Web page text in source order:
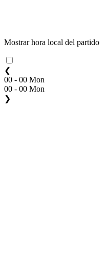
Mostrar hora local del partido
❮
00 - 00 Mon
00 - 00 Mon
❯